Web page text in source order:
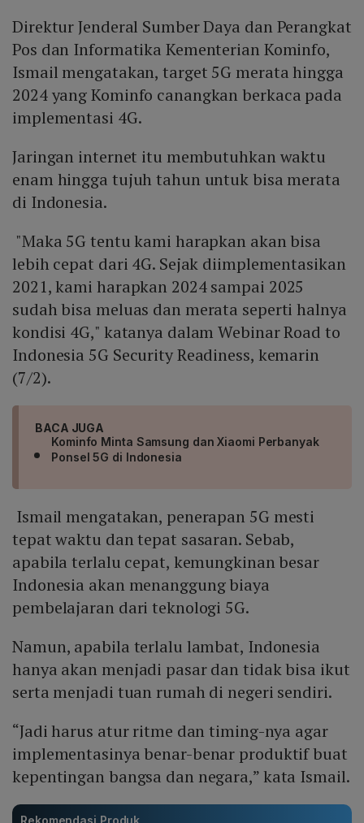
Direktur Jenderal Sumber Daya dan Perangkat
Pos dan Informatika Kementerian Kominfo,
Ismail mengatakan, target 5G merata hingga
2024 yang Kominfo canangkan berkaca pada
implementasi 4G.
Jaringan internet itu membutuhkan waktu
enam hingga tujuh tahun untuk bisa merata
di Indonesia.
"Maka 5G tentu kami harapkan akan bisa
lebih cepat dari 4G. Sejak diimplementasikan
2021, kami harapkan 2024 sampai 2025
sudah bisa meluas dan merata seperti halnya
kondisi 4G," katanya dalam Webinar Road to
Indonesia 5G Security Readiness, kemarin
(7/2).
BACA JUGA
Kominfo Minta Samsung dan Xiaomi Perbanyak
Ponsel 5G di Indonesia
Ismail mengatakan, penerapan 5G mesti
tepat waktu dan tepat sasaran. Sebab,
apabila terlalu cepat, kemungkinan besar
Indonesia akan menanggung biaya
pembelajaran dari teknologi 5G.
Namun, apabila terlalu lambat, Indonesia
hanya akan menjadi pasar dan tidak bisa ikut
serta menjadi tuan rumah di negeri sendiri.
“Jadi harus atur ritme dan timing-nya agar
implementasinya benar-benar produktif buat
kepentingan bangsa dan negara,” kata Ismail.